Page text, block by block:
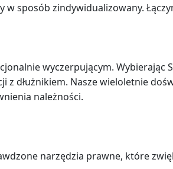
sposób zindywidualizowany.
wyczerpującym. Wybierając
z dłużnikiem. Nasze wieloletnie
należności.
narzędzia prawne, które